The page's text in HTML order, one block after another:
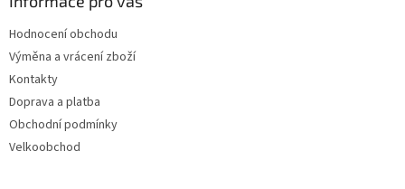
Hodnocení obchodu
Výměna a vrácení zboží
Kontakty
Doprava a platba
Obchodní podmínky
Velkoobchod